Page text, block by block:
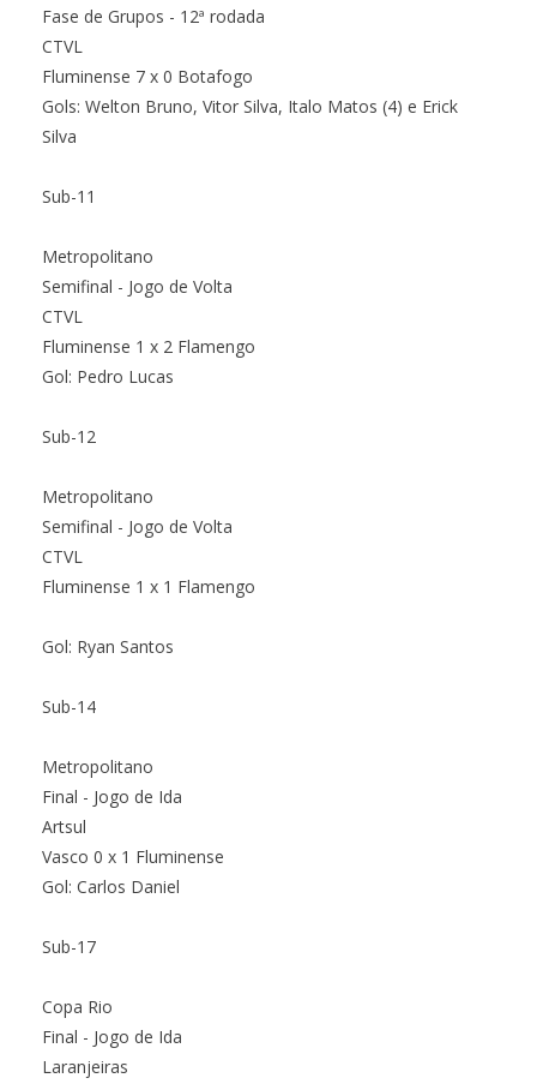
Fase de Grupos - 12ª rodada
CTVL
Fluminense 7 x 0 Botafogo
Gols: Welton Bruno, Vitor Silva, Italo Matos (4) e Erick
Silva
Sub-11
Metropolitano
Semifinal - Jogo de Volta
CTVL
Fluminense 1 x 2 Flamengo
Gol: Pedro Lucas
Sub-12
Metropolitano
Semifinal - Jogo de Volta
CTVL
Fluminense 1 x 1 Flamengo
Gol: Ryan Santos
Sub-14
Metropolitano
Final - Jogo de Ida
Artsul
Vasco 0 x 1 Fluminense
Gol: Carlos Daniel
Sub-17
Copa Rio
Final - Jogo de Ida
Laranjeiras